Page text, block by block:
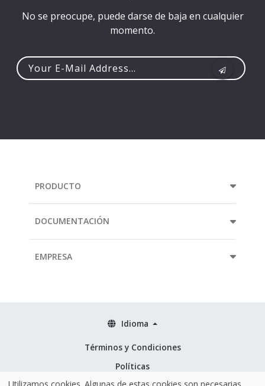
No se preocupe, puede darse de baja en cualquier
momento.
PRODUCTO
DOCUMENTACIÓN
EMPRESA
Términos y Condiciones
Políticas
Idioma